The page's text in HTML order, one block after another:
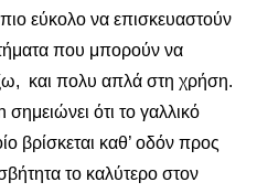
εύκολο να επισκευαστούν
που μπορούν να
και πολυ απλά στη χρήση.
ότι το γαλλικό
βρίσκεται καθ’ οδόν προς
το καλύτερο στον